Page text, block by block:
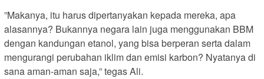
”Makanya, itu harus dipertanyakan kepada mereka, apa
alasannya? Bukannya negara lain juga menggunakan BBM
dengan kandungan etanol, yang bisa berperan serta dalam
mengurangi perubahan iklim dan emisi karbon? Nyatanya di
sana aman-aman saja,” tegas Ali.